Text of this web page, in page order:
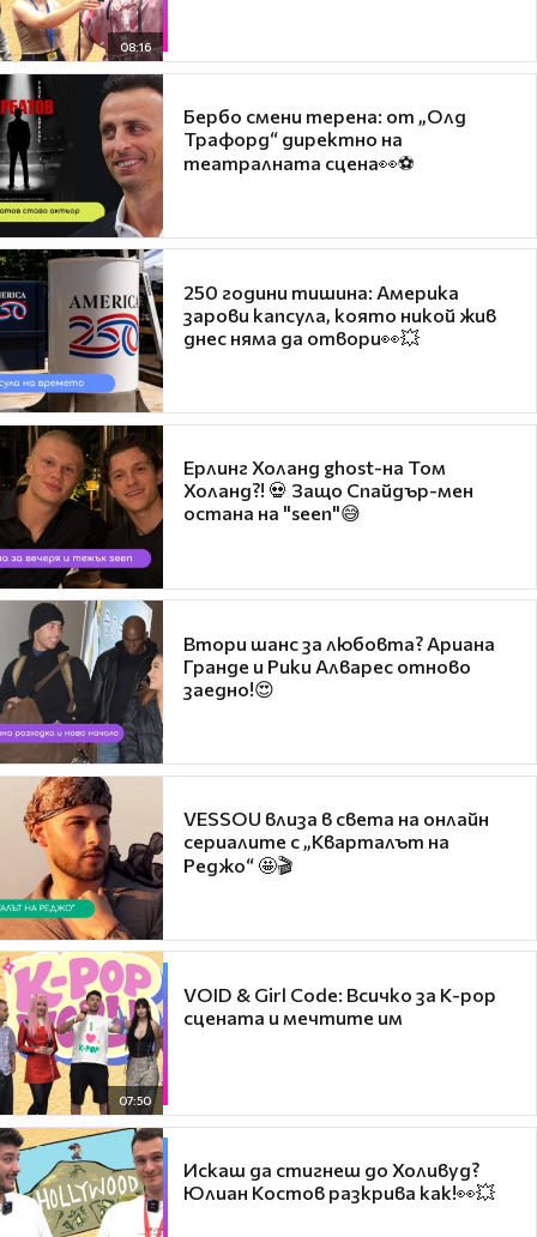
08:16
Бербо смени терена: от „Олд
Трафорд“ директно на
театралната сцена👀⚽
250 години тишина: Америка
зарови капсула, която никой жив
днес няма да отвори👀💥
Ерлинг Холанд ghost-на Том
Холанд?! 💀 Защо Спайдър-мен
остана на "seen"😅
Втори шанс за любовта? Ариана
Гранде и Рики Алварес отново
заедно!😍
VESSOU влиза в света на онлайн
сериалите с „Кварталът на
Реджо“ 🤩🎬
07:50
VOID & Girl Code: Всичко за K-pop
сцената и мечтите им
Искаш да стигнеш до Холивуд?
Юлиан Костов разкрива как!👀💥